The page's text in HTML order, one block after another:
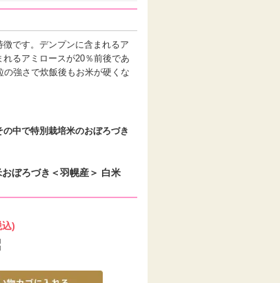
です。デンプンに含まれるア
るアミロースが20％前後であ
強さで炊飯後もお米が硬くな
中で特別栽培米のおぼろづき
おぼろづき＜羽幌産＞ 白米
)